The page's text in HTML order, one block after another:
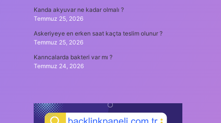
Kanda akyuvar ne kadar olmalı ?
Temmuz 25, 2026
Askeriyeye en erken saat kaçta teslim olunur ?
Temmuz 25, 2026
Karıncalarda bakteri var mı ?
Temmuz 24, 2026